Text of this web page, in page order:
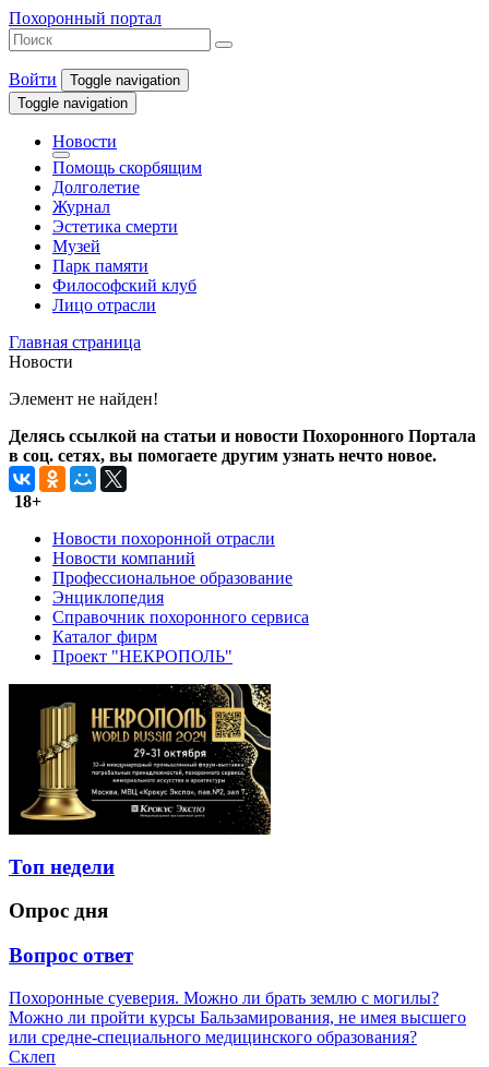
Похоронный портал
Войти
Toggle navigation
Toggle navigation
Новости
Помощь скорбящим
Долголетие
Журнал
Эстетика смерти
Музей
Парк памяти
Философский клуб
Лицо отрасли
Главная страница
Новости
Элемент не найден!
Делясь ссылкой на статьи и новости Похоронного Портала
в соц. сетях, вы помогаете другим узнать нечто новое.
18+
Новости похоронной отрасли
Новости компаний
Профессиональное образование
Энциклопедия
Справочник похоронного сервиса
Каталог фирм
Проект "НЕКРОПОЛЬ"
Топ недели
Опрос дня
Вопрос ответ
Похоронные суеверия. Можно ли брать землю с могилы?
Можно ли пройти курсы Бальзамирования, не имея высшего
или средне-специального медицинского образования?
Склеп